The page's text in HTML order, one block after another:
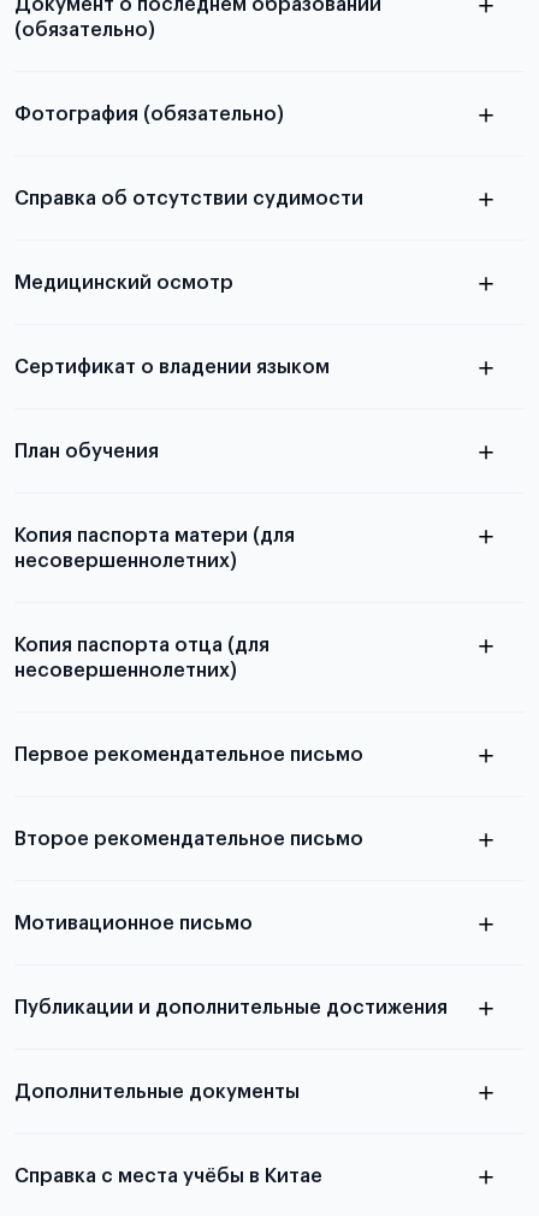
Документ о последнем образовании
(обязательно)
абитуриентов, изложена в статье.
Фотография (обязательно)
принимаются
Справка об отсутствии судимости
Медицинский осмотр
Для примеров заполнения и пустых
Сертификат о владении языком
План обучения
Копия паспорта матери (для
несовершеннолетних)
Копия паспорта отца (для
несовершеннолетних)
выезда
Первое рекомендательное письмо
письма
Второе рекомендательное письмо
письма
Мотивационное письмо
статье
Публикации и дополнительные достижения
Дополнительные документы
Справка с места учёбы в Китае